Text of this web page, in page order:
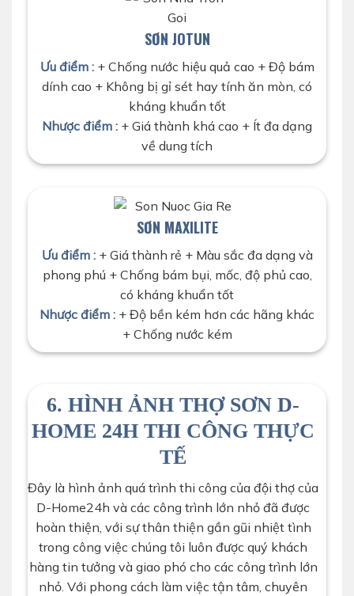
SƠN JOTUN
Ưu điểm :+ Chống nước hiệu quả cao + Độ bám
dính cao + Không bị gỉ sét hay tính ăn mòn, có
kháng khuẩn tốt
Nhược điểm : + Giá thành khá cao + Ít đa dạng
về dung tích
SƠN MAXILITE
Ưu điểm :+ Giá thành rẻ + Màu sắc đa dạng và
phong phú + Chống bám bụi, mốc, độ phủ cao,
có kháng khuẩn tốt
Nhược điểm : + Độ bền kém hơn các hãng khác
+ Chống nước kém
6. HÌNH ẢNH THỢ SƠN D-
HOME 24H THI CÔNG THỰC
TẾ
Đây là hình ảnh quá trình thi công của đội thợ của
D-Home24h và các công trình lớn nhỏ đã được
hoàn thiện, với sự thân thiện gần gũi nhiệt tình
trong công việc chúng tôi luôn được quý khách
hàng tin tưởng và giao phó cho các công trình lớn
nhỏ. Với phong cách làm việc tận tâm, chuyên